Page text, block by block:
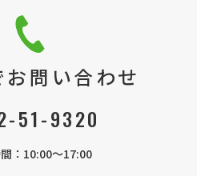
問い合わせ
51-9320
：10:00～17:00